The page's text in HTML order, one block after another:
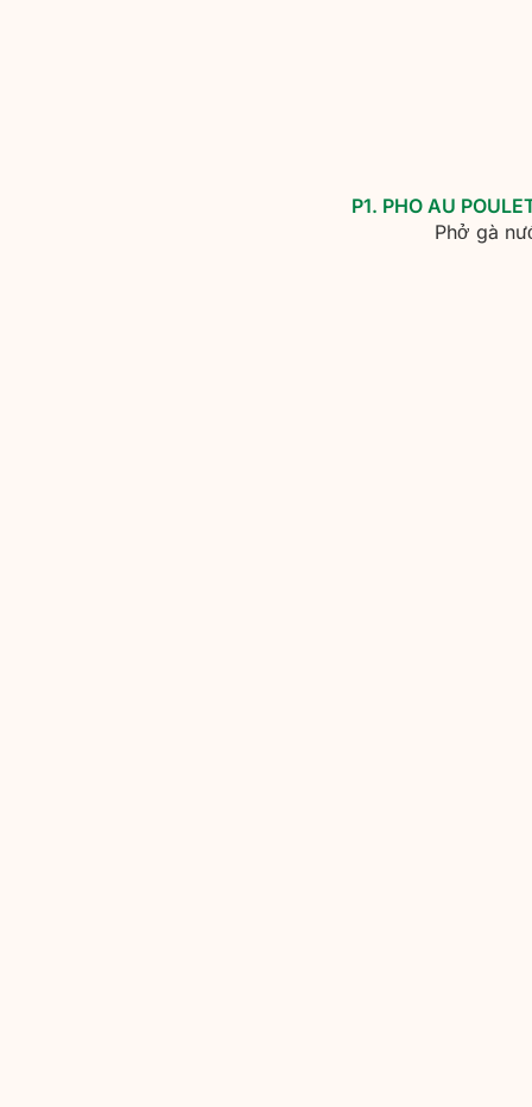
P1. PHO AU
Phở gà